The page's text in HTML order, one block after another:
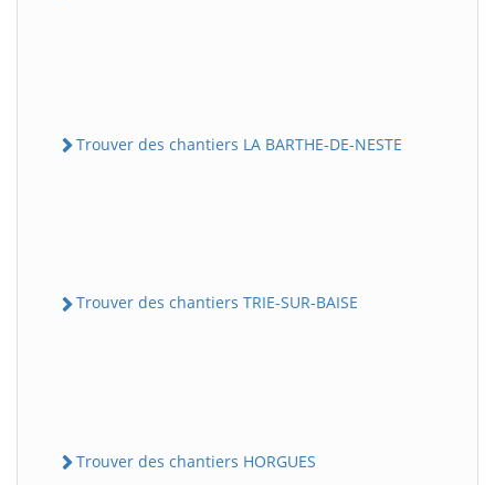
Trouver des chantiers LA BARTHE-DE-NESTE
Trouver des chantiers TRIE-SUR-BAISE
Trouver des chantiers HORGUES